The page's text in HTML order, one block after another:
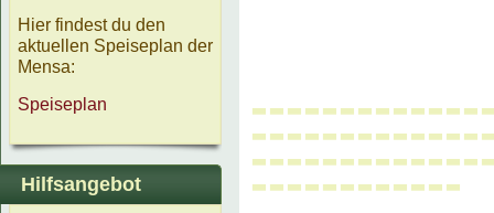
Hier findest du den
aktuellen Speiseplan der
Mensa:
Speiseplan
Hilfsangebot ------------